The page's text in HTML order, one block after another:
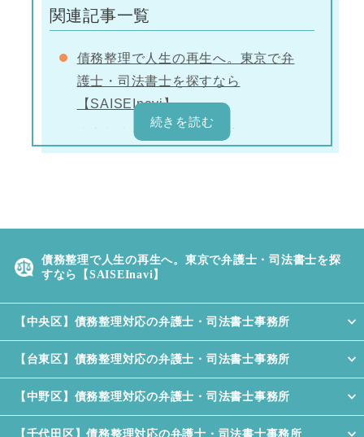
関連記事一覧
債務整理で人生の再生へ。東京で弁
護士・司法書士を探すなら
【SAISEInavi】
東京都内で債務整理に対応してくれ
る司法書士事務所
東京国際司法書士事務所
青木司法書士事務所
債務整理で人生の再生へ。東京で弁護士・司法書士を探
すなら【SAISEInavi】
【中央区】債務整理対応の弁護士・司法書士事務所
【台東区】債務整理対応の弁護士・司法書士事務所
【中野区】債務整理対応の弁護士・司法書士事務所
【千代田区】債務整理対応の弁護士・司法書士事務所